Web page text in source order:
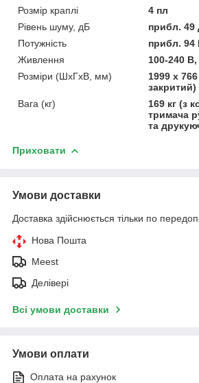
Розмір краплі
4 пл
Рівень шуму, дБ
прибл. 49
Потужність
прибл. 94
Живлення
100-240
Розміри (ШхГхВ, мм)
1999 x
закритий)
Вага (кг)
169 кг (з
тримача
та
Приховати
Умови доставки
Доставка здійснюється тільки по
Нова Пошта
Meest
Делівері
Всі умови доставки
Умови оплати
Оплата на рахунок